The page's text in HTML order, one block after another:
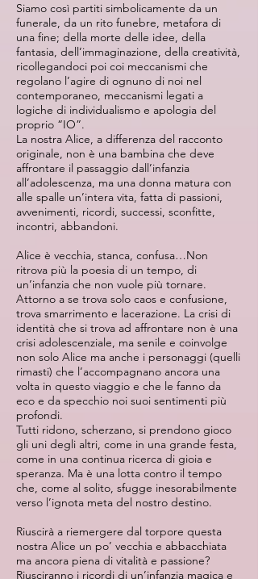
Siamo così partiti simbolicamente da un
funerale, da un rito funebre, metafora di
una fine; della morte delle idee, della
fantasia, dell’immaginazione, della creatività,
ricollegandoci poi coi meccanismi che
regolano l’agire di ognuno di noi nel
contemporaneo, meccanismi legati a
logiche di individualismo e apologia del
proprio “IO”.
La nostra Alice, a differenza del racconto
originale, non è una bambina che deve
affrontare il passaggio dall’infanzia
all’adolescenza, ma una donna matura con
alle spalle un’intera vita, fatta di passioni,
avvenimenti, ricordi, successi, sconfitte,
incontri, abbandoni.
Alice è vecchia, stanca, confusa…Non
ritrova più la poesia di un tempo, di
un’infanzia che non vuole più tornare.
Attorno a se trova solo caos e confusione,
trova smarrimento e lacerazione. La crisi di
identità che si trova ad affrontare non è una
crisi adolescenziale, ma senile e coinvolge
non solo Alice ma anche i personaggi (quelli
rimasti) che l’accompagnano ancora una
volta in questo viaggio e che le fanno da
eco e da specchio noi suoi sentimenti più
profondi.
Tutti ridono, scherzano, si prendono gioco
gli uni degli altri, come in una grande festa,
come in una continua ricerca di gioia e
speranza. Ma è una lotta contro il tempo
che, come al solito, sfugge inesorabilmente
verso l’ignota meta del nostro destino.
Riuscirà a riemergere dal torpore questa
nostra Alice un po’ vecchia e abbacchiata
ma ancora piena di vitalità e passione?
Riusciranno i ricordi di un’infanzia magica e